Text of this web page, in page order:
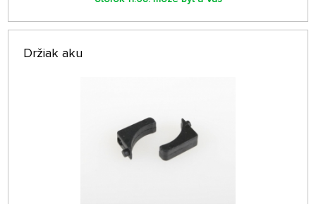
Držiak aku